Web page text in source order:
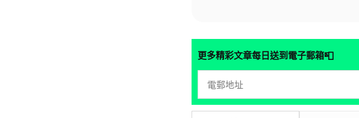
更多精彩文章每日送到電子郵箱📮